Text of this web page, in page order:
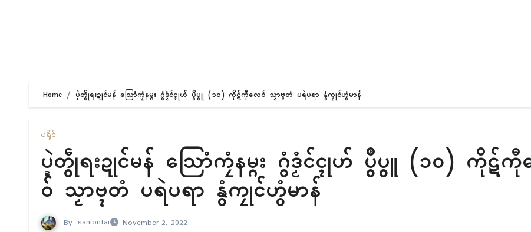
Home ပ္ဍဲတွဵုရးဍုၚ်မန် သြောံကၠံနမ္ဂး ဂွံဒၟံၚ်ၚုဟ် ပွဳပွူ (၁၀) ကိုဋ်ကီုလေဝ် သၟာဗ္ၚတံ ပရဲပရာ နွံကၠုၚ်ဟွံမာန်
ပရိုၚ်
ပ္ဍဲတွဵုရးဍုၚ်မန် သြောံကၠံနမ္ဂး ဂွံဒၟံၚ်ၚုဟ် ပွဳပွူ (၁၀) ကိုဋ်
ဝ် သၟာဗ္ၚတံ ပရဲပရာ နွံကၠုၚ်ဟွံမာန်
By sanlontai November 2, 2022